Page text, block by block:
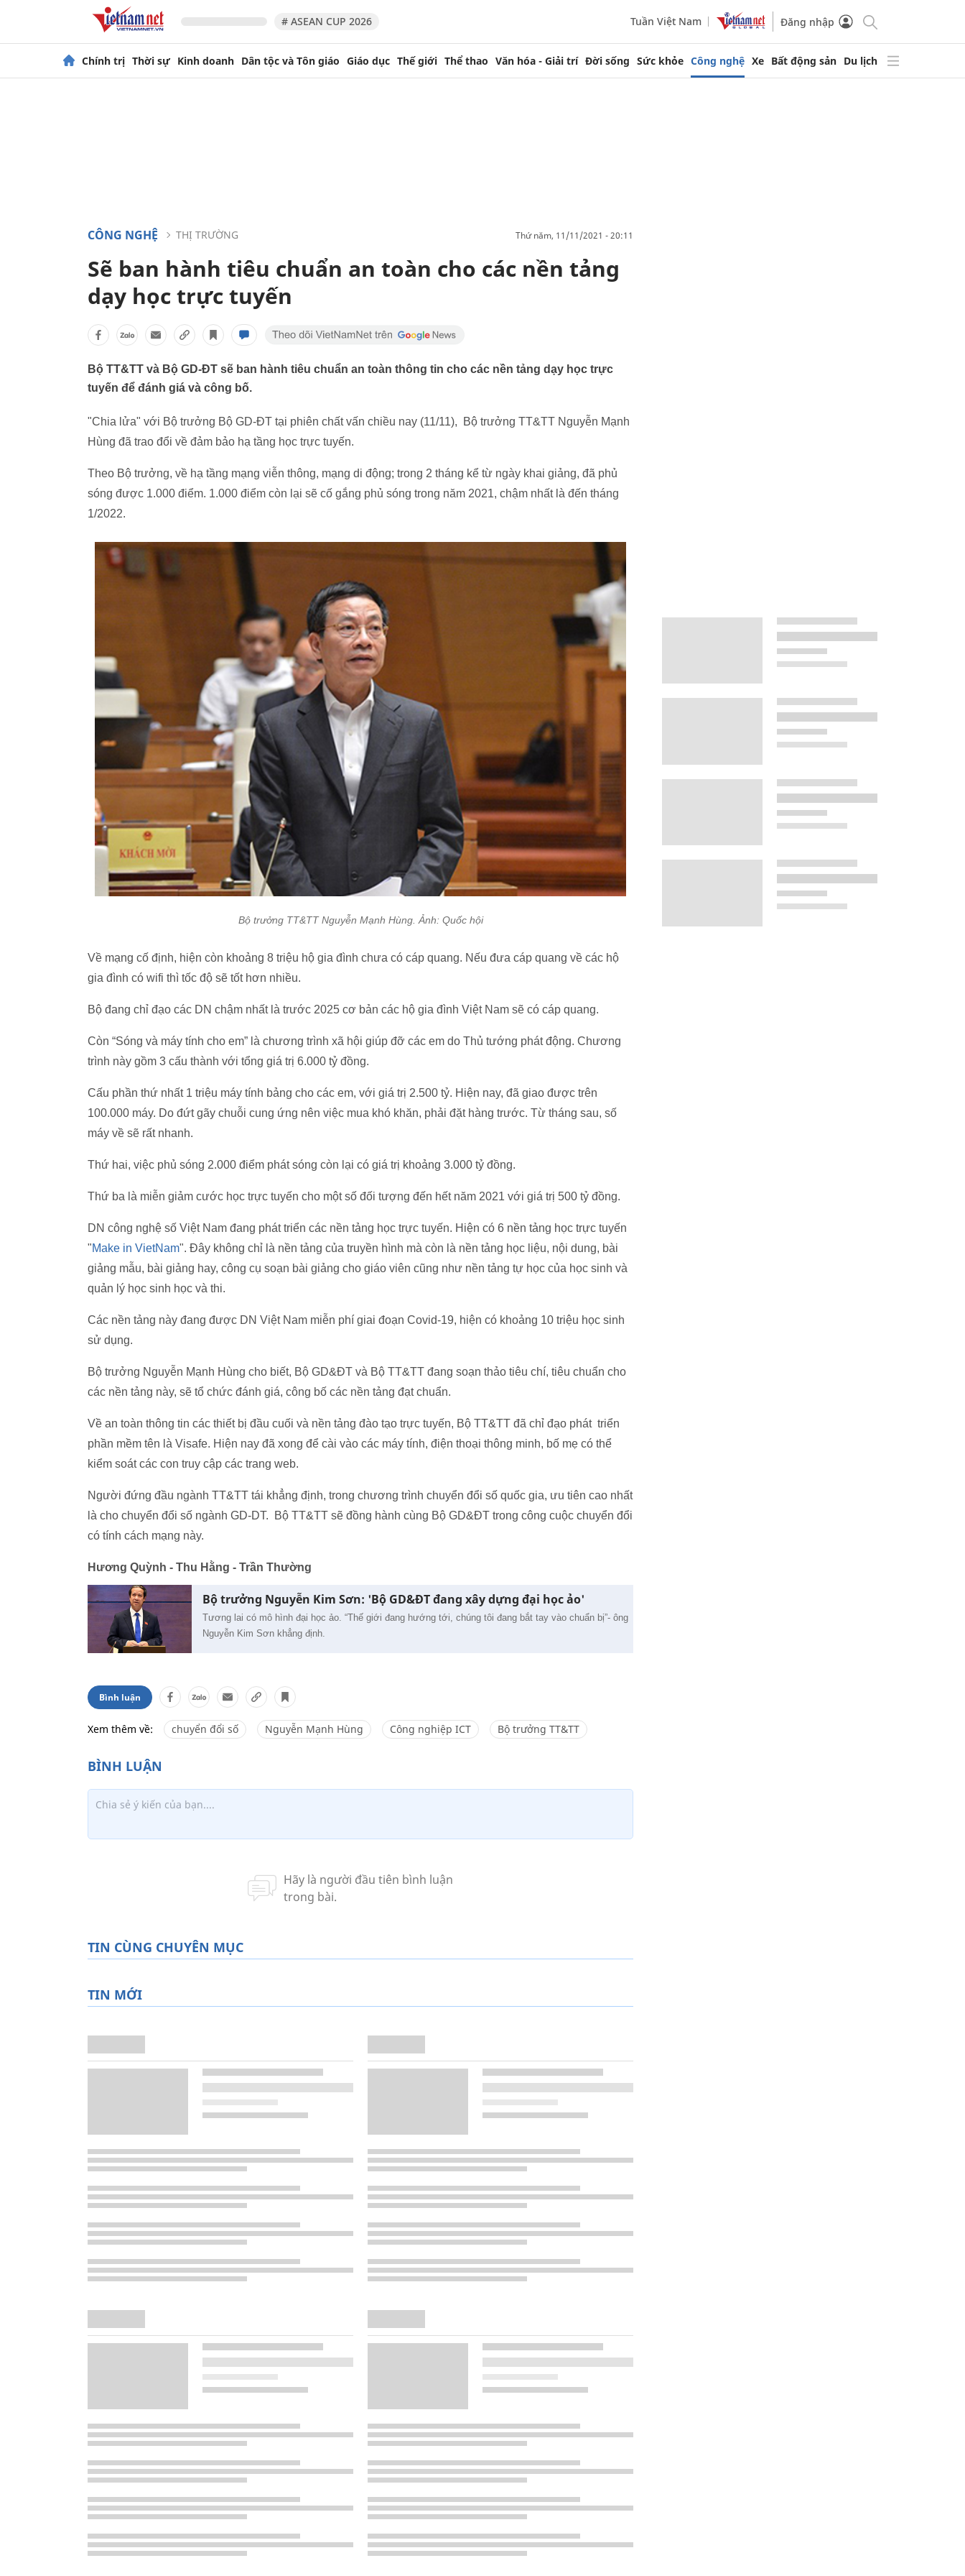
# ASEAN CUP 2026 Tuần Việt Nam Đăng nhập
Chính trị Thời sự Kinh doanh Dân tộc và Tôn giáo Giáo dục Thế giới Thể thao Văn hóa - Giải trí Đời sống Sức khỏe Công nghệ Xe Bất động sản Du lịch
CÔNG NGHỆ THỊ TRƯỜNG thứ năm, 11/11/2021 - 20:11
Sẽ ban hành tiêu chuẩn an toàn cho các nền tảng
dạy học trực tuyến
Bộ TT&TT và Bộ GD-ĐT sẽ ban hành tiêu chuẩn an toàn thông tin cho các nền tảng dạy học trực
tuyến để đánh giá và công bố.
"Chia lửa" với Bộ trưởng Bộ GD-ĐT tại phiên chất vấn chiều nay (11/11), Bộ trưởng TT&TT Nguyễn Mạnh
Hùng đã trao đổi về đảm bảo hạ tầng học trực tuyến.
Theo Bộ trưởng, về hạ tầng mạng viễn thông, mạng di động; trong 2 tháng kể từ ngày khai giảng, đã phủ
sóng được 1.000 điểm. 1.000 điểm còn lại sẽ cố gắng phủ sóng trong năm 2021, chậm nhất là đến tháng
1/2022.
Bộ trưởng TT&TT Nguyễn Mạnh Hùng. Ảnh: Quốc hội
Về mạng cố định, hiện còn khoảng 8 triệu hộ gia đình chưa có cáp quang. Nếu đưa cáp quang về các hộ
gia đình có wifi thì tốc độ sẽ tốt hơn nhiều.
Bộ đang chỉ đạo các DN chậm nhất là trước 2025 cơ bản các hộ gia đình Việt Nam sẽ có cáp quang.
Còn “Sóng và máy tính cho em” là chương trình xã hội giúp đỡ các em do Thủ tướng phát động. Chương
trình này gồm 3 cấu thành với tổng giá trị 6.000 tỷ đồng.
Cấu phần thứ nhất 1 triệu máy tính bảng cho các em, với giá trị 2.500 tỷ. Hiện nay, đã giao được trên
100.000 máy. Do đứt gãy chuỗi cung ứng nên việc mua khó khăn, phải đặt hàng trước. Từ tháng sau, số
máy về sẽ rất nhanh.
Thứ hai, việc phủ sóng 2.000 điểm phát sóng còn lại có giá trị khoảng 3.000 tỷ đồng.
Thứ ba là miễn giảm cước học trực tuyến cho một số đối tượng đến hết năm 2021 với giá trị 500 tỷ đồng.
DN công nghệ số Việt Nam đang phát triển các nền tảng học trực tuyến. Hiện có 6 nền tảng học trực tuyến
"Make in VietNam". Đây không chỉ là nền tảng của truyền hình mà còn là nền tảng học liệu, nội dung, bài
giảng mẫu, bài giảng hay, công cụ soạn bài giảng cho giáo viên cũng như nền tảng tự học của học sinh và
quản lý học sinh học và thi.
Các nền tảng này đang được DN Việt Nam miễn phí giai đoạn Covid-19, hiện có khoảng 10 triệu học sinh
sử dụng.
Bộ trưởng Nguyễn Mạnh Hùng cho biết, Bộ GD&ĐT và Bộ TT&TT đang soạn thảo tiêu chí, tiêu chuẩn cho
các nền tảng này, sẽ tổ chức đánh giá, công bố các nền tảng đạt chuẩn.
Về an toàn thông tin các thiết bị đầu cuối và nền tảng đào tạo trực tuyến, Bộ TT&TT đã chỉ đạo phát triển
phần mềm tên là Visafe. Hiện nay đã xong để cài vào các máy tính, điện thoại thông minh, bố mẹ có thể
kiểm soát các con truy cập các trang web.
Người đứng đầu ngành TT&TT tái khẳng định, trong chương trình chuyển đổi số quốc gia, ưu tiên cao nhất
là cho chuyển đổi số ngành GD-DT. Bộ TT&TT sẽ đồng hành cùng Bộ GD&ĐT trong công cuộc chuyển đổi
có tính cách mạng này.
Hương Quỳnh - Thu Hằng - Trần Thường
Bộ trưởng Nguyễn Kim Sơn: 'Bộ GD&ĐT đang xây dựng đại học ảo'
Tương lai có mô hình đại học ảo. “Thế giới đang hướng tới, chúng tôi đang bắt tay vào chuẩn bị”- ông
Nguyễn Kim Sơn khẳng định.
Bình luận
Xem thêm về: chuyển đổi số Nguyễn Mạnh Hùng Công nghiệp ICT Bộ trưởng TT&TT
TIN CÙNG CHUYÊN MỤC
TIN MỚI